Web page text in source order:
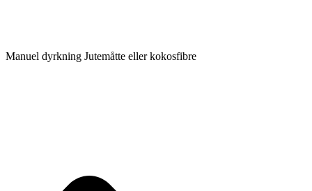
Manuel dyrkning Jutemåtte eller kokosfibre